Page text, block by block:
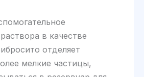
в качестве
отделяет
мелкие частицы,